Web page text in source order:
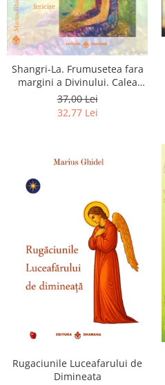
Shangri-La. Frumusetea fara
margini a Divinului. Calea
catre fericire
37,00 Lei
32,77 Lei
Rugaciunile Luceafarului de
Dimineata